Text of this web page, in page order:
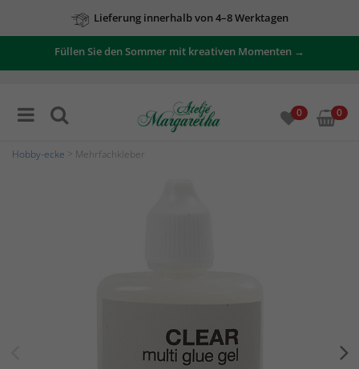
Lieferung innerhalb von 4–8 Werktagen
Füllen Sie den Sommer mit kreativen Momenten →
0 0
Hobby-ecke > Mehrfachkleber